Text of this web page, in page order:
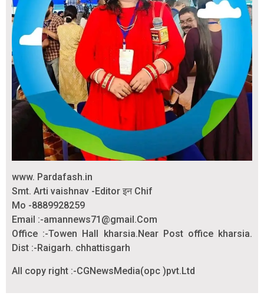
www. Pardafash.in
Smt. Arti vaishnav -Editor इन Chif
Mo -8889928259
Email :-amannews71@gmail.Com
Office :-Towen Hall kharsia.Near Post office kharsia.
Dist :-Raigarh. chhattisgarh
All copy right :-CGNewsMedia(opc )pvt.Ltd